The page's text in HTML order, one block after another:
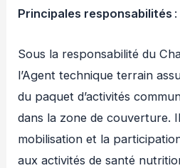
Principales responsabilités :
Sous la responsabilité du
l’Agent technique terrain
du paquet d’activités
dans la zone de couverture.
mobilisation et la
aux activités de santé